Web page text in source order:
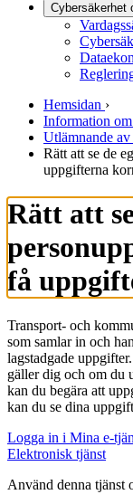
Cybersäkerhet
Hemsidan ›
Information
Utlämnande
Rätt att se de
uppgifterna
Rätt att
få
Transport- och
som samlar in och
lagstadgade
gäller dig och om du
kan du begära att
kan du se dina
Logga in i Mina e-
Elektronisk tjänst
Använd denna tjänst